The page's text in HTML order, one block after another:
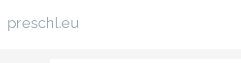
preschl.eu